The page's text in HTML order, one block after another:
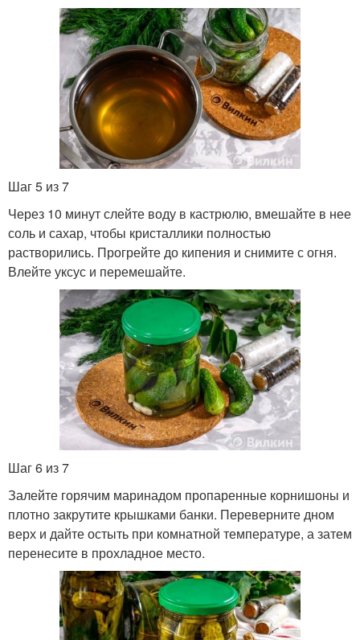
Шаг 5 из 7
Через 10 минут слейте воду в кастрюлю, вмешайте в нее
соль и сахар, чтобы кристаллики полностью
растворились. Прогрейте до кипения и снимите с огня.
Влейте уксус и перемешайте.
Шаг 6 из 7
Залейте горячим маринадом пропаренные корнишоны и
плотно закрутите крышками банки. Переверните дном
верх и дайте остыть при комнатной температуре, а затем
перенесите в прохладное место.